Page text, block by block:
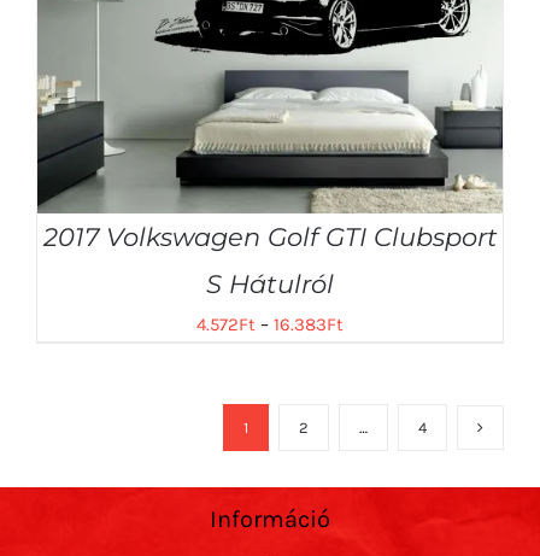
2017 Volkswagen Golf GTI Clubsport
S Hátulról
4.572Ft – 16.383Ft
1 2 … 4
Információ